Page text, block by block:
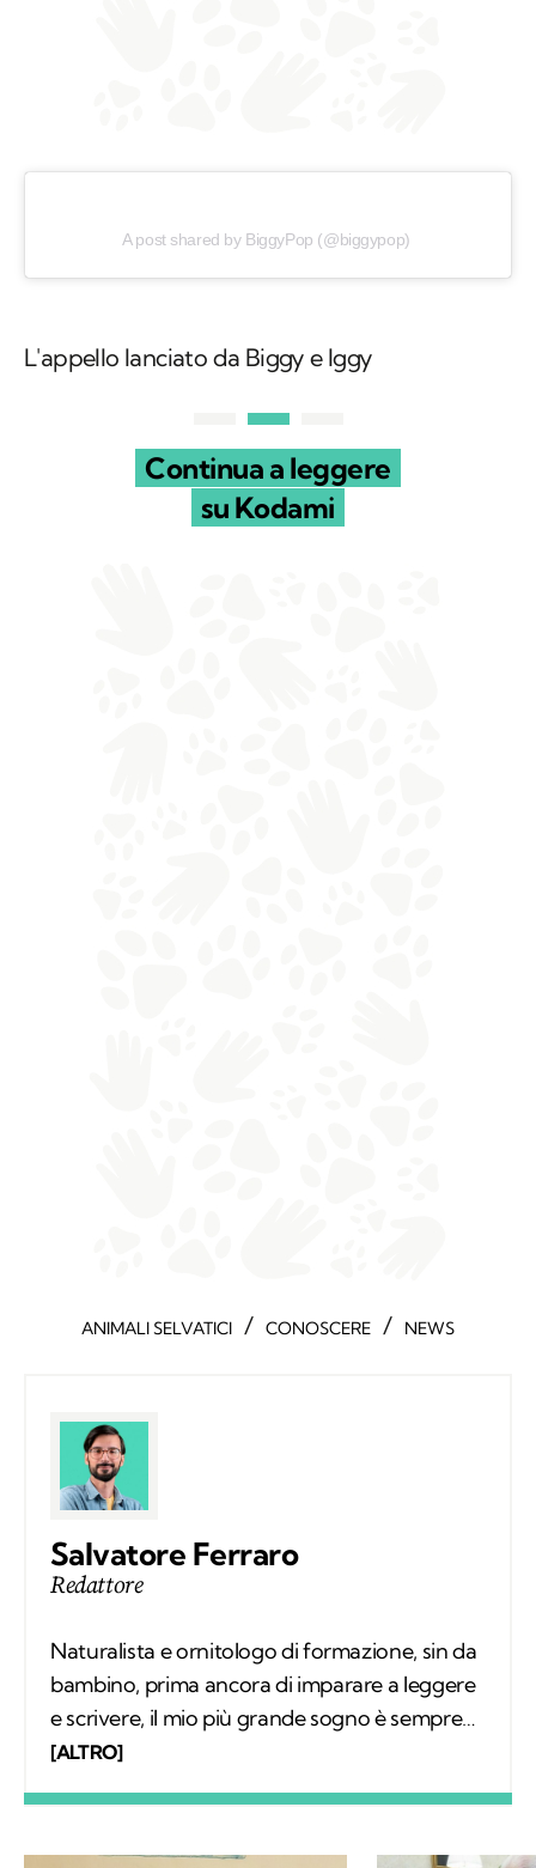
A post shared by BiggyPop (@biggypop)
L'appello lanciato da Biggy e Iggy
Continua a leggere
su Kodami
ANIMALI SELVATICI / CONOSCERE / NEWS
Salvatore Ferraro
Redattore
Naturalista e ornitologo di formazione, sin da
bambino, prima ancora di imparare a leggere
e scrivere, il mio più grande sogno è sempre
stato quello di conoscere tutto sugli animali e
campo e, parallelamente, nell'educazione
[ALTRO]